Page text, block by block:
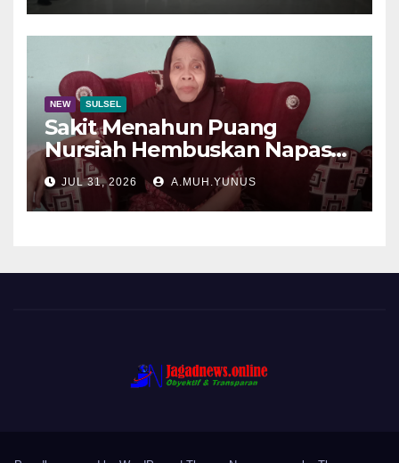
NEW SULSEL
Sakit Menahun Puang
Nursiah Hembuskan Napas
Terakhir
JUL 31, 2026 A.MUH.YUNUS